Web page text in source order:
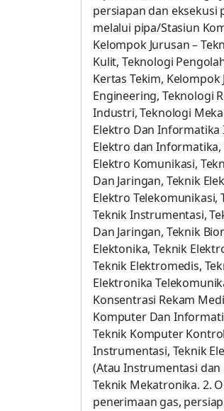
persiapan dan
melalui pipa/Stasiun
Kelompok Jurusan –
Kulit, Teknologi
Kertas Tekim,
Engineering, Teknologi
Industri, Teknologi
Elektro Dan Informatika
Elektro dan Informatika,
Elektro Komunikasi,
Dan Jaringan, Teknik
Elektro Telekomunikasi,
Teknik Instrumentasi,
Dan Jaringan, Teknik
Elektonika, Teknik
Teknik Elektromedis,
Elektronika
Konsentrasi Rekam
Komputer Dan
Teknik Komputer
Instrumentasi, Teknik
(Atau Instrumentasi dan
Teknik Mekatronika. 2.
penerimaan gas,